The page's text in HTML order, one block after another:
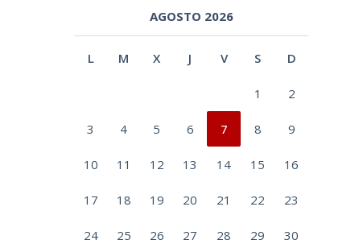
AGOSTO 2026
L M X J V S D
1 2
3 4 5 6 7 8 9
10 11 12 13 14 15 16
17 18 19 20 21 22 23
24 25 26 27 28 29 30